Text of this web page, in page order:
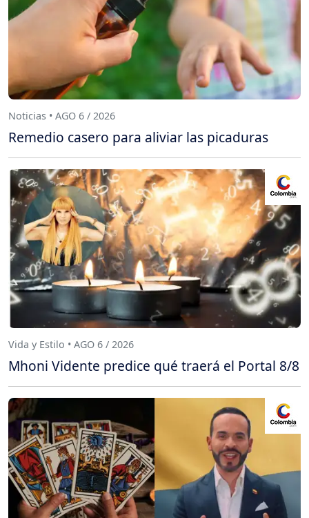
Noticias • AGO 6 / 2026
Remedio casero para aliviar las picaduras
Vida y Estilo • AGO 6 / 2026
Mhoni Vidente predice qué traerá el Portal 8/8